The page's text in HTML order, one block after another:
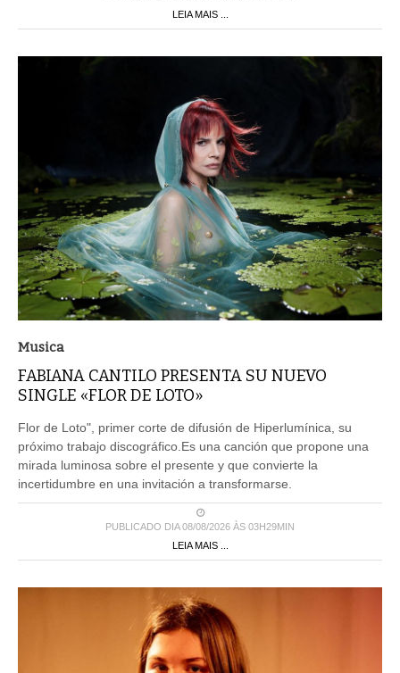
LEIA MAIS ...
Musica
FABIANA CANTILO PRESENTA SU NUEVO
SINGLE «FLOR DE LOTO»
Flor de Loto", primer corte de difusión de Hiperlumínica, su
próximo trabajo discográfico.Es una canción que propone una
mirada luminosa sobre el presente y que convierte la
incertidumbre en una invitación a transformarse.
PUBLICADO DIA 08/08/2026 ÀS 03H29MIN
LEIA MAIS ...